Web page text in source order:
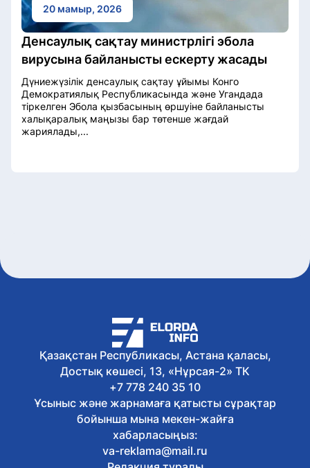
20 мамыр, 2026
Денсаулық сақтау министрлігі эбола
вирусына байланысты ескерту жасады
Дүниежүзілік денсаулық сақтау ұйымы Конго
Демократиялық Республикасында және Угандада
тіркелген Эбола қызбасының өршуіне байланысты
халықаралық маңызы бар төтенше жағдай
жариялады,...
Қазақстан Республикасы, Астана қаласы,
Достық көшесі, 13, «Нұрсая-2» ТК
+7 778 240 35 10
Ұсыныс және жарнамаға қатысты сұрақтар
бойынша мына мекен-жайға
хабарласыңыз:
va-reklama@mail.ru